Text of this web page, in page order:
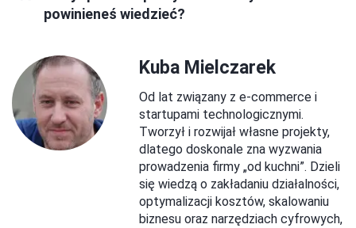
powinieneś wiedzieć?
Kuba Mielczarek
Od lat związany z e-commerce i
startupami technologicznymi.
Tworzył i rozwijał własne projekty,
dlatego doskonale zna wyzwania
prowadzenia firmy „od kuchni”. Dzieli
się wiedzą o zakładaniu działalności,
optymalizacji kosztów, skalowaniu
biznesu oraz narzędziach cyfrowych,